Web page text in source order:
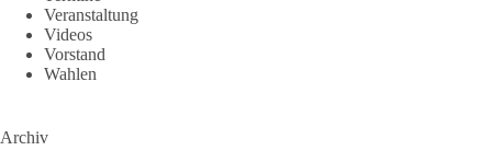
Veranstaltung
Videos
Vorstand
Wahlen
Archiv